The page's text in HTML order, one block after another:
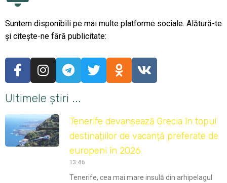
Suntem disponibili pe mai multe platforme sociale. Alătură-te
și citește-ne fără publicitate:
Ultimele știri ...
Tenerife devansează Grecia în topul
destinațiilor de vacanță preferate de
europeni în 2026
13:46
Tenerife, cea mai mare insulă din arhipelagul